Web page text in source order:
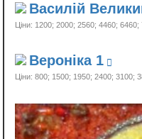
Василій
Ціни: 1200; 2000; 2560; 4460;
Вероніка 1
Ціни: 800; 1500; 1950; 2400; 3100;